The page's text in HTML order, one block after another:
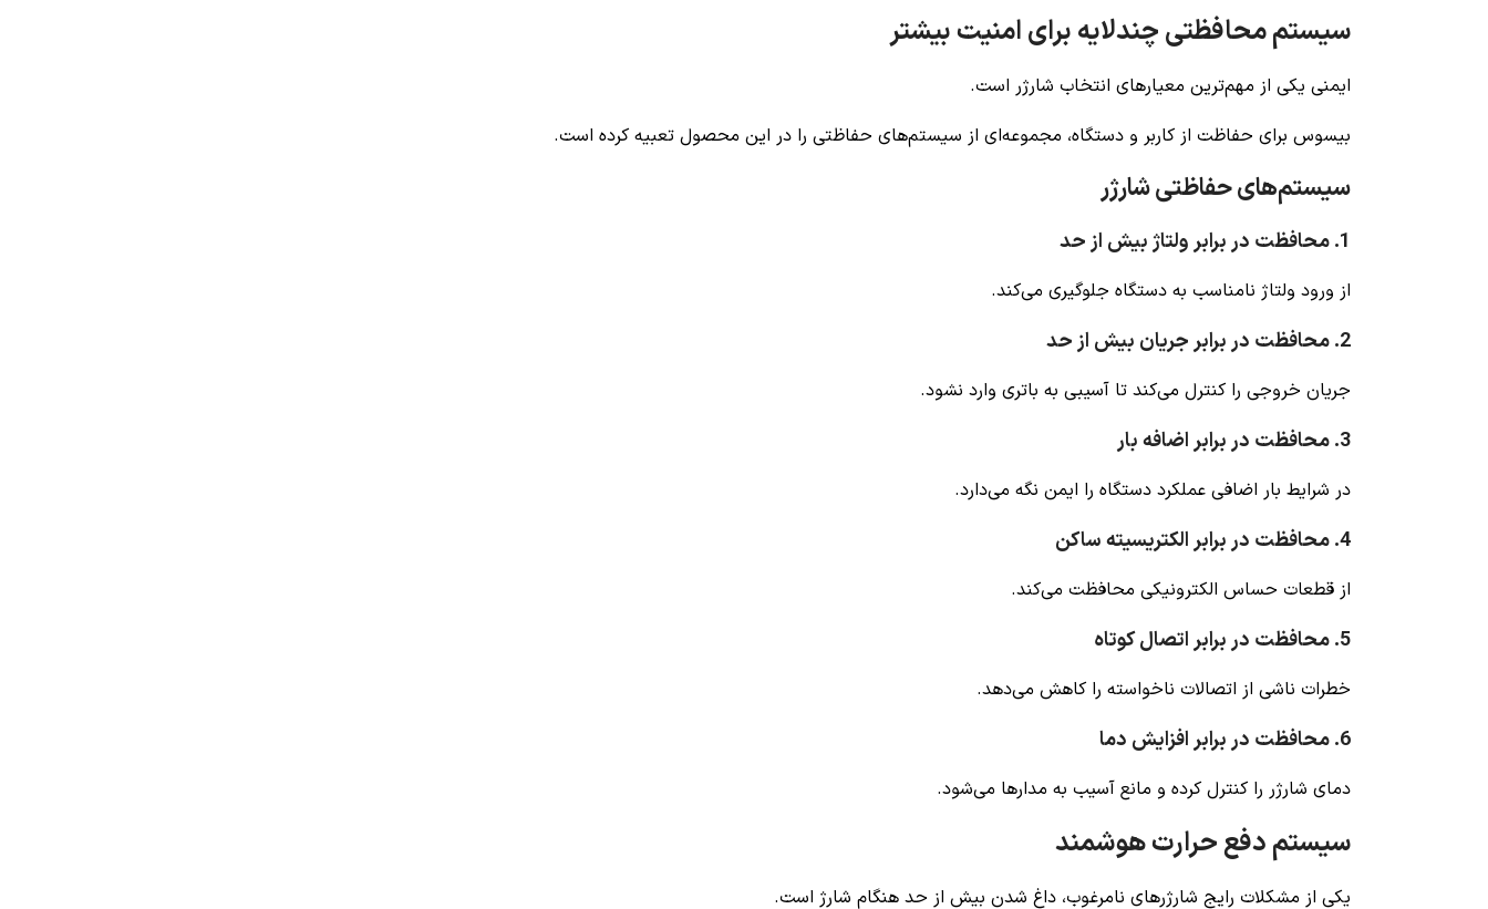
سیستم محافظتی چندلایه برای امنیت بیشتر
ایمنی یکی از مهم‌ترین معیارهای انتخاب شارژر است.
بیسوس برای حفاظت از کاربر و دستگاه، مجموعه‌ای از سیستم‌های حفاظتی را در این محصول تعبیه کرده است.
سیستم‌های حفاظتی شارژر
1. محافظت در برابر ولتاژ بیش از حد
از ورود ولتاژ نامناسب به دستگاه جلوگیری می‌کند.
2. محافظت در برابر جریان بیش از حد
جریان خروجی را کنترل می‌کند تا آسیبی به باتری وارد نشود.
3. محافظت در برابر اضافه بار
در شرایط بار اضافی عملکرد دستگاه را ایمن نگه می‌دارد.
4. محافظت در برابر الکتریسیته ساکن
از قطعات حساس الکترونیکی محافظت می‌کند.
5. محافظت در برابر اتصال کوتاه
خطرات ناشی از اتصالات ناخواسته را کاهش می‌دهد.
6. محافظت در برابر افزایش دما
دمای شارژر را کنترل کرده و مانع آسیب به مدارها می‌شود.
سیستم دفع حرارت هوشمند
یکی از مشکلات رایج شارژرهای نامرغوب، داغ شدن بیش از حد هنگام شارژ است.